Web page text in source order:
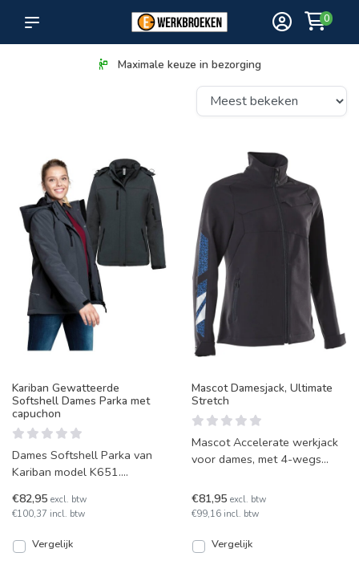
0
Maximale keuze in bezorging
Kariban Gewatteerde
Softshell Dames Parka met
capuchon
Dames Softshell Parka van
Kariban model K651.
extra warmte en voorzien va
€82,95 excl. btw
€100,37 incl. btw
Vergelijk
Mascot Damesjack, Ultimate
Stretch
Mascot Accelerate werkjack
voor dames, met 4-wegs
mouwen. Voorzien van r
€81,95 excl. btw
€99,16 incl. btw
Vergelijk